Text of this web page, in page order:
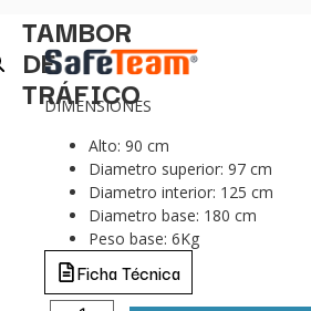
TAMBOR
DE
TRÁFICO
DIMENSIONES
Alto: 90 cm
Diametro superior: 97 cm
Diametro interior: 125 cm
Diametro base: 180 cm
Peso base: 6Kg
Ficha Técnica